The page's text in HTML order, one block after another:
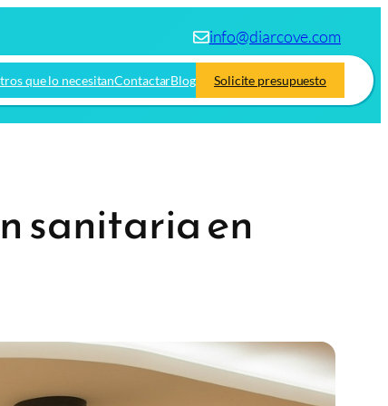
info@diarcove.com
que lo necesitanContactarBlog Solicite presupuesto
sanitaria en